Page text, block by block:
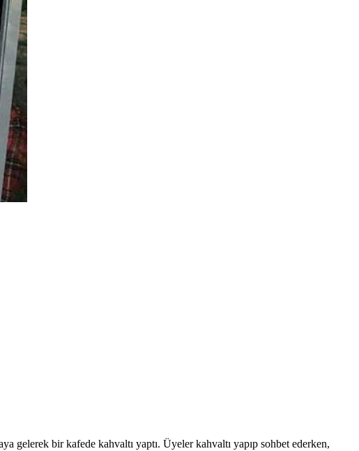
bir kafede kahvaltı yaptı. Üyeler kahvaltı yapıp sohbet ederken,